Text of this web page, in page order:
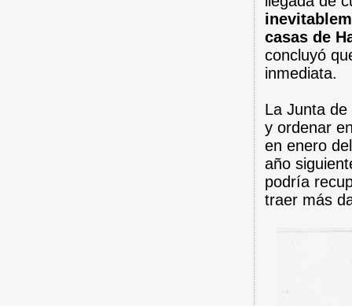
casas de
concluyó
inmediata.
La Junta
y ordenar
en enero
año
podría
traer más